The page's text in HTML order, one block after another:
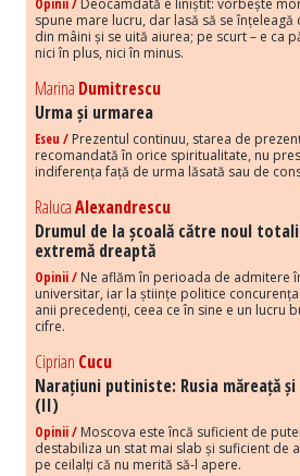
Opinii / Deocamdată e liniștit: vorbește
spune mare lucru, dar lasă să se înțeleagă
din mâini și se uită aiurea; pe scurt – e ca
nici în plus, nici în minus.
Marina Dumitrescu
Urma și urmarea
Eseu / Prezentul continuu, starea de
recomandată în orice spiritualitate, nu
indiferența față de urma lăsată sau de
RalucaAlexandrescu
Drumul de la școală către noul
extremă dreaptă
Opinii / Ne aflăm în perioada de admitere
universitar, iar la științe politice
anii precedenți, ceea ce în sine e un lucru
cifre.
Ciprian Cucu
Narațiuni putiniste: Rusia măreață
(II)
Opinii / Moscova este încă suficient de
destabiliza un stat mai slab și suficient de
pe ceilalți că nu merită să-l apere.